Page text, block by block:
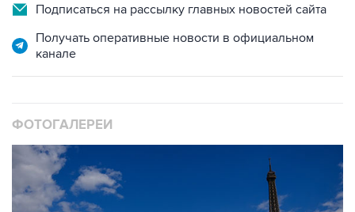
Подписаться на рассылку главных новостей сайта
Получать оперативные новости в официальном
канале
ФОТОГАЛЕРЕИ